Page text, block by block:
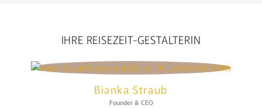
IHRE REISEZEIT-GESTALTERIN
Bianka Straub
Founder & CEO